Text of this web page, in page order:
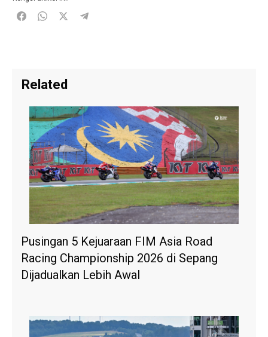
Related
Pusingan 5 Kejuaraan FIM Asia Road
Racing Championship 2026 di Sepang
Dijadualkan Lebih Awal